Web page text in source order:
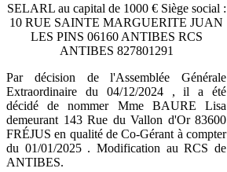
SELARL au capital de 1000 € Siège social :
10 RUE SAINTE MARGUERITE JUAN
LES PINS 06160 ANTIBES RCS
ANTIBES 827801291
Par décision de l'Assemblée Générale
Extraordinaire du 04/12/2024 , il a été
décidé de nommer Mme BAURE Lisa
demeurant 143 Rue du Vallon d'Or 83600
FRÉJUS en qualité de Co-Gérant à compter
du 01/01/2025 . Modification au RCS de
ANTIBES.